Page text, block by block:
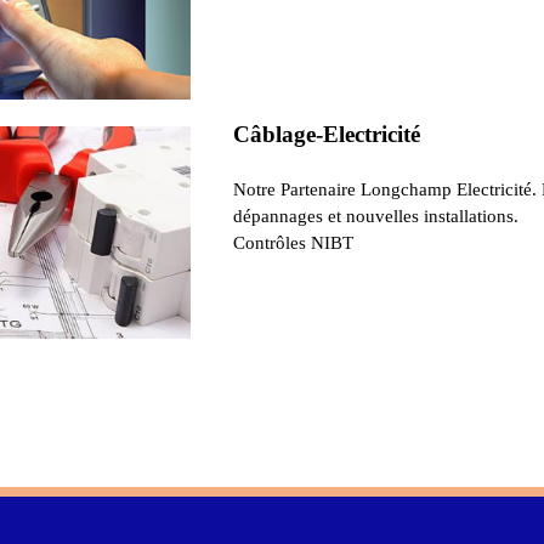
Câblage-Electricité
Notre Partenaire Longchamp Electricité.
dépannages et nouvelles installations.
Contrôles NIBT